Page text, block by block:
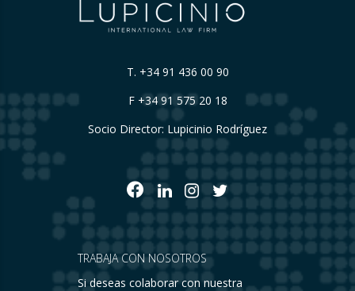
T. +34 91 436 00 90
F +34 91 575 20 18
Socio Director: Lupicinio Rodríguez
TRABAJA CON NOSOTROS
Si deseas colaborar con nuestra